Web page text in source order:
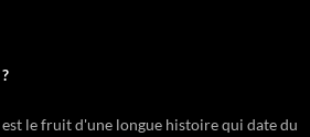
est le fruit d'une longue histoire qui date du